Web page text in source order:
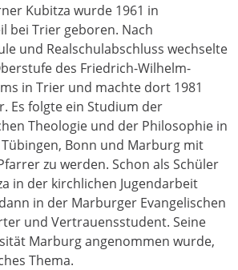
Kubitza wurde 1961 in
bei Trier geboren. Nach
und Realschulabschluss wechselte
des Friedrich-Wilhelm-
in Trier und machte dort 1981
Es folgte ein Studium der
Theologie und der Philosophie in
Bonn und Marburg mit
zu werden. Schon als Schüler
in der kirchlichen Jugendarbeit
in der Marburger Evangelischen
und Vertrauensstudent. Seine
Marburg angenommen wurde,
Thema.